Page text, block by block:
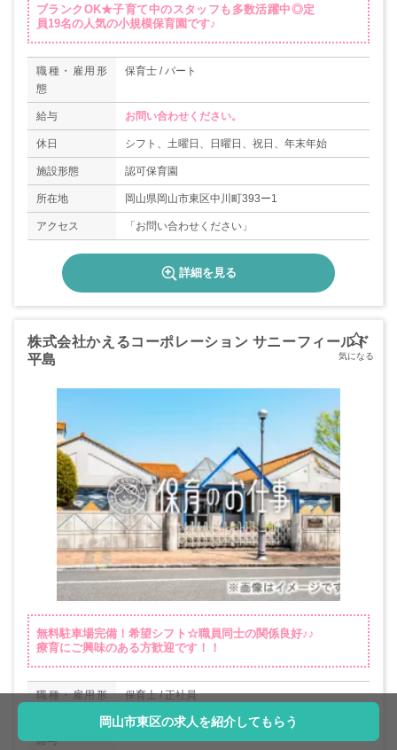
ブランクOK★子育て中のスタッフも多数活躍中◎定
員19名の人気の小規模保育園です♪
職種・雇用形
態
保育士 / パート
給与 お問い合わせください。
休日 シフト、土曜日、日曜日、祝日、年末年始
施設形態 認可保育園
所在地 岡山県岡山市東区中川町393ー1
アクセス 「お問い合わせください」
詳細を見る
株式会社かえるコーポレーション サニーフィールド
平島
無料駐車場完備！希望シフト☆職員同士の関係良好♪♪
療育にご興味のある方歓迎です！！
職種・雇用形
保育士 / 正社員
給与
岡山市東区の求人を紹介してもらう